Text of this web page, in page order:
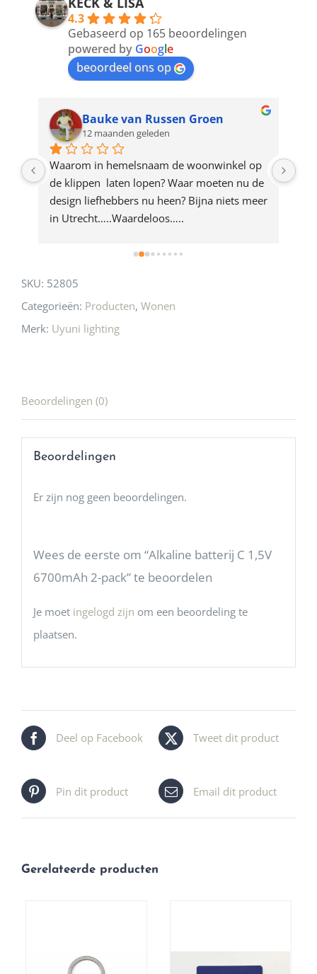
product
4.3
Gebaseerd op 165 beoordelingen
powered by Google
beoordeel ons op
Bauke van Russen Groen
12 maanden geleden
Waarom in hemelsnaam de woonwinkel op
de klippen  laten lopen? Waar moeten nu de
design liefhebbers nu heen? Bijna niets meer
in Utrecht…..Waardeloos…..
SKU: 52805
Categorieën: Producten, Wonen
Merk: Uyuni lighting
Beoordelingen (0)
Beoordelingen
Er zijn nog geen beoordelingen.
Wees de eerste om “Alkaline batterij C 1,5V
6700mAh 2-pack” te beoordelen
Je moet ingelogd zijn om een beoordeling te
plaatsen.
Deel op Facebook Tweet dit product
Pin dit product Email dit product
Gerelateerde producten